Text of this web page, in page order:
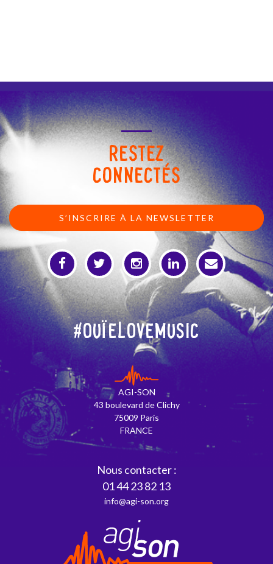
RESTEZ
CONNECTÉS
S’INSCRIRE À LA NEWSLETTER
#OuïeLoveMusic
AGI-SON
43 boulevard de Clichy
75009 Paris
FRANCE
Nous contacter :
01 44 23 82 13
info@agi-son.org